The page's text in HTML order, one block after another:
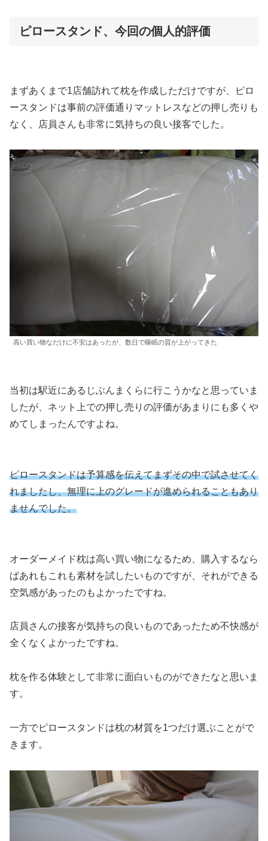
ピロースタンド、今回の個人的評価
まずあくまで1店舗訪れて枕を作成しただけですが、ピロ
ースタンドは事前の評価通りマットレスなどの押し売りも
なく、店員さんも非常に気持ちの良い接客でした。
高い買い物なだけに不安はあったが、数日で睡眠の質が上がってきた
当初は駅近にあるじぶんまくらに行こうかなと思っていま
したが、ネット上での押し売りの評価があまりにも多くや
めてしまったんですよね。
ピロースタンドは予算感を伝えてまずその中で試させてく
れましたし、無理に上のグレードが進められることもあり
ませんでした。
オーダーメイド枕は高い買い物になるため、購入するなら
ばあれもこれも素材を試したいものですが、それができる
空気感があったのもよかったですね。
店員さんの接客が気持ちの良いものであったため不快感が
全くなくよかったですね。
枕を作る体験として非常に面白いものができたなと思いま
す。
一方でピロースタンドは枕の材質を1つだけ選ぶことがで
きます。